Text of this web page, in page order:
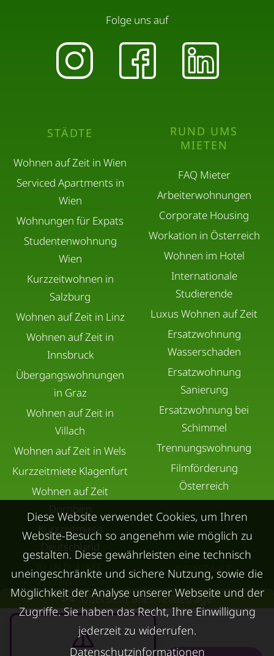
Übersicht aller Teilbeträge
STÄDTE
Wohnen auf Zeit in Wien
Serviced Apartments in
Wien
Wohnungen für Expats
Studentenwohnung
Wien
Kurzzeitwohnen in
Salzburg
Wohnen auf Zeit in Linz
Wohnen auf Zeit in
Innsbruck
Übergangswohnungen
in Graz
Wohnen auf Zeit in
Villach
Wohnen auf Zeit in Wels
Kurzzeitmiete Klagenfurt
Wohnen auf Zeit
Dornbirn
Kurzzeitmiete
Deutschland
RUND UMS
MIETEN
FAQ Mieter
Arbeiterwohnungen
Corporate Housing
Workation in Österreich
Wohnen im Hotel
Internationale
Studierende
Luxus Wohnen auf Zeit
Ersatzwohnung
Wasserschaden
Ersatzwohnung
Sanierung
Ersatzwohnung bei
Schimmel
Trennungswohnung
Filmförderung
Österreich
RUND UMS
VERMIETEN
FAQ Vermieter
Immobilie vermieten
Leerstandsabgabe
KONTAKT
Über Kurzzeitmiete
Impressum
Datenschutz
Folge uns auf
Diese Website verwendet Cookies, um Ihren
Website-Besuch so angenehm wie möglich zu
gestalten. Diese gewährleisten eine technisch
uneingeschränkte und sichere Nutzung, sowie die
Möglichkeit der Analyse unserer Webseite und der
Zugriffe. Sie haben das Recht, Ihre Einwilligung
jederzeit zu widerrufen.
Datenschutzinformationen